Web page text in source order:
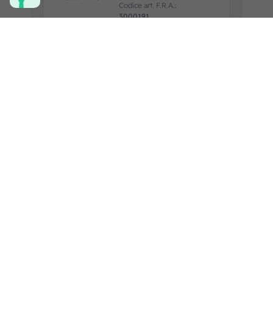
Codice art. F.R.A.:
3000191